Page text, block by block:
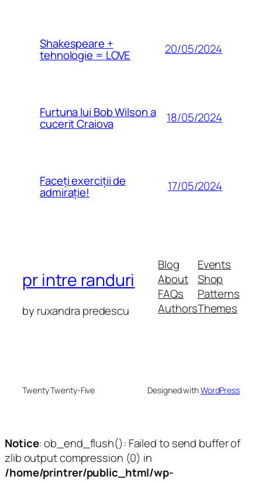
Shakespeare +
tehnologie = LOVE 20/05/2024
Furtuna lui Bob Wilson a
cucerit Craiova 18/05/2024
Faceți exerciții de
admirație! 17/05/2024
pr intre randuri
by ruxandra predescu
Blog
About
FAQs
Authors
Events
Shop
Patterns
Themes
Twenty Twenty-Five Designed withWordPress
Notice: ob_end_flush(): Failed to send buffer of
zlib output compression (0) in
/home/printrer/public_html/wp-